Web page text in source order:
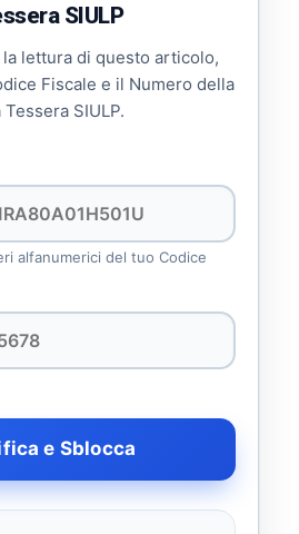
SIULP
lettura di questo articolo,
Fiscale e il Numero della
Tessera SIULP.
alfanumerici del tuo Codice
e Sblocca